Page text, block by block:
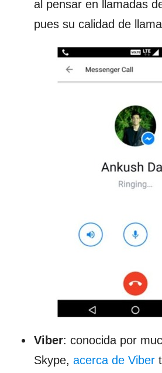
al pensar en llamadas
pues su calidad de
Viber: conocida por
Skype, acerca de Viber